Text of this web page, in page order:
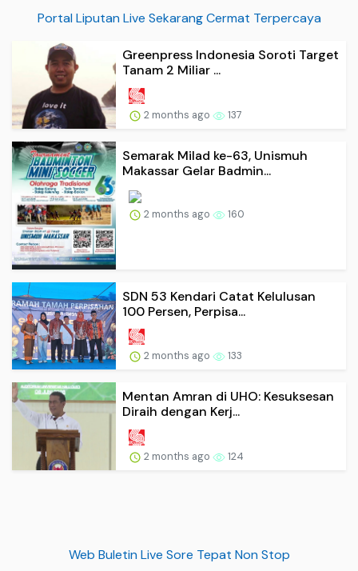
Portal Liputan Live Sekarang Cermat Terpercaya
Greenpress Indonesia Soroti Target
Tanam 2 Miliar ...
2 months ago 137
Semarak Milad ke-63, Unismuh
Makassar Gelar Badmin...
2 months ago 160
SDN 53 Kendari Catat Kelulusan
100 Persen, Perpisa...
2 months ago 133
Mentan Amran di UHO: Kesuksesan
Diraih dengan Kerj...
2 months ago 124
Web Buletin Live Sore Tepat Non Stop